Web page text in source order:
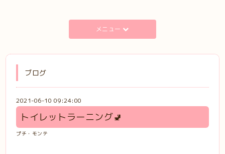
メニュー
ブログ
2021-06-10 09:24:00
トイレットラーニング🚽
プチ・モンテ